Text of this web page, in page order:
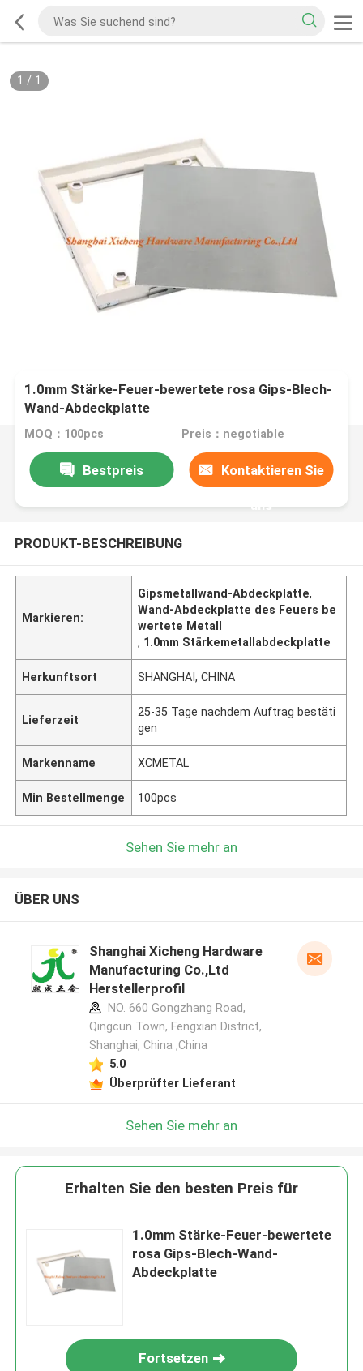
1 / 1
1.0mm Stärke-Feuer-bewertete rosa Gips-Blech-
Wand-Abdeckplatte
MOQ：100pcs Preis：negotiable
Bestpreis Kontaktieren Sie
uns
PRODUKT-BESCHREIBUNG
Markieren:
Gipsmetallwand-Abdeckplatte,
Wand-Abdeckplatte des Feuers be
wertete Metall
, 1.0mm Stärkemetallabdeckplatte
Herkunftsort SHANGHAI, CHINA
Lieferzeit
25-35 Tage nachdem Auftrag bestäti
gen
Markenname XCMETAL
Min Bestellmenge 100pcs
Sehen Sie mehr an
ÜBER UNS
Shanghai Xicheng Hardware
Manufacturing Co.,Ltd
Herstellerprofil
NO. 660 Gongzhang Road,
Qingcun Town, Fengxian District,
Shanghai, China ,China
5.0
Überprüfter Lieferant
Sehen Sie mehr an
Erhalten Sie den besten Preis für
1.0mm Stärke-Feuer-bewertete
rosa Gips-Blech-Wand-
Abdeckplatte
Fortsetzen